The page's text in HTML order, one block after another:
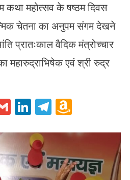
कथा महोत्सव के षष्ठम दिवस
चेतना का अनुपम संगम देखने
प्रातःकाल वैदिक मंत्रोच्चार
महारुद्राभिषेक एवं श्री रुद्र
GmailLinkedIn
Telegram
List